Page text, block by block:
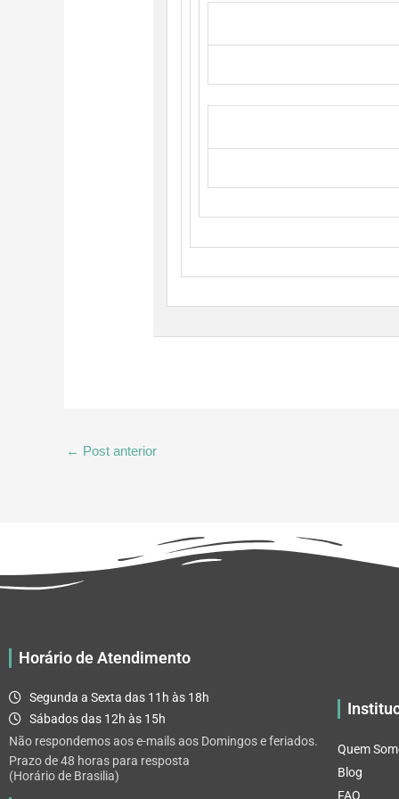
← Post anterior
Horário de Atendimento
Segunda a Sexta das 11h às 18h
Sábados das 12h às 15h
Não respondemos aos e-mails aos Domingos e feriados.
Prazo de 48 horas para resposta
(Horário de Brasilia)
Quem
Blog
FAQ